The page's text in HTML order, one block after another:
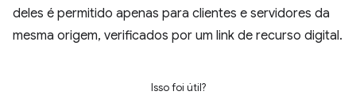
deles é permitido apenas para clientes e servidores da
mesma origem, verificados por um link de recurso digital.
Isso foi útil?